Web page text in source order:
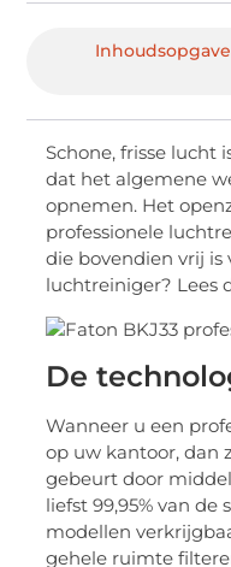
Inhoudsopgave
Schone, frisse lucht
dat het algemene
opnemen. Het
professionele
die bovendien vrij
luchtreiniger? Lees
De
Wanneer u een
op uw kantoor, dan
gebeurt door
liefst 99,95% van
modellen
gehele ruimte